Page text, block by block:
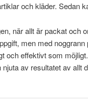
och kläder. Sedan
när allt är packat och
men med
och effektivt som
njuta av resultatet av allt